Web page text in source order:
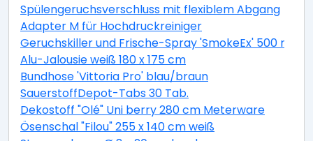
Spülengeruchsverschluss mit flexiblem Abgang
Adapter M für Hochdruckreiniger
Geruchskiller und Frische-Spray 'SmokeEx' 500 ml
Alu-Jalousie weiß 180 x 175 cm
Bundhose 'Vittoria Pro' blau/braun
SauerstoffDepot-Tabs 30 Tab.
Dekostoff "Olé" Uni berry 280 cm Meterware
Ösenschal "Filou" 255 x 140 cm weiß